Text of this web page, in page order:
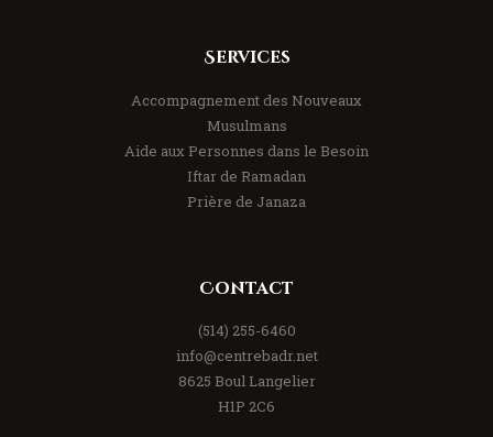
Services
Accompagnement des Nouveaux
Musulmans
Aide aux Personnes dans le Besoin
Iftar de Ramadan
Prière de Janaza
Contact
(514) 255-6460
info@centrebadr.net
8625 Boul Langelier
H1P 2C6